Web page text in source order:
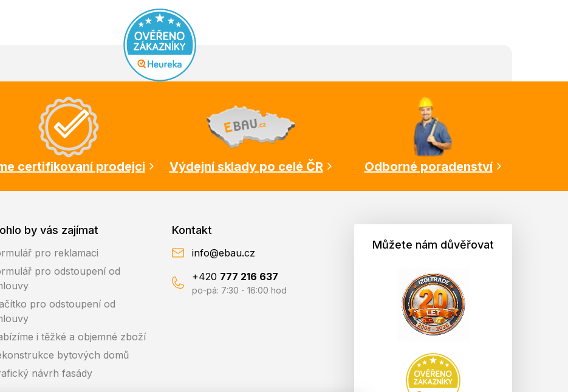
certifikovaní prodejci Výdejní sklady po celé ČR Odborné poradenství
by vás zajímat
pro reklamaci
pro odstoupení od
pro odstoupení od
i těžké a objemné zboží
bytových domů
návrh fasády
Kontakt
info@ebau.cz
+420 777 216 637
po-pá: 7:30 - 16:00 hod
Můžete nám důvěřovat